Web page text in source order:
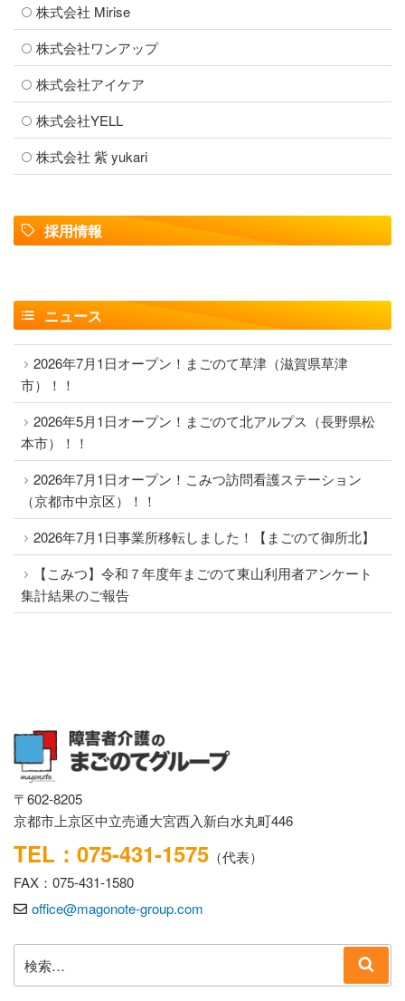
株式会社 Mirise
株式会社ワンアップ
株式会社アイケア
株式会社YELL
株式会社 紫 yukari
採用情報
ニュース
2026年7月1日オープン！まごのて草津（滋賀県草津
市）！！
2026年5月1日オープン！まごのて北アルプス（長野県松
本市）！！
2026年7月1日オープン！こみつ訪問看護ステーション
（京都市中京区）！！
2026年7月1日事業所移転しました！【まごのて御所北】
【こみつ】令和７年度年まごのて東山利用者アンケート
集計結果のご報告
〒602-8205
京都市上京区中立売通大宮西入新白水丸町446
TEL：075-431-1575 （代表）
FAX：075-431-1580
office@magonote-group.com
索:
索